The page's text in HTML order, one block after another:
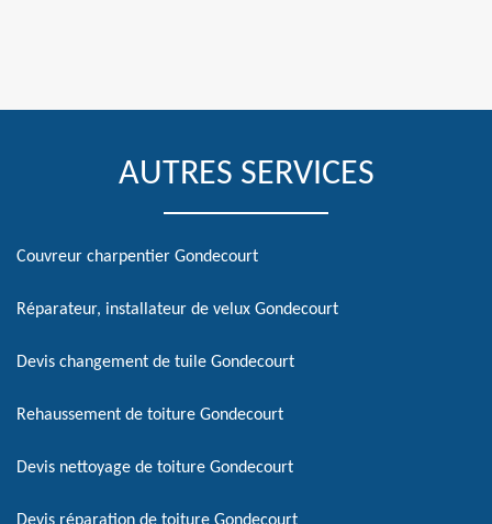
AUTRES SERVICES
Couvreur charpentier Gondecourt
Réparateur, installateur de velux Gondecourt
Devis changement de tuile Gondecourt
Rehaussement de toiture Gondecourt
Devis nettoyage de toiture Gondecourt